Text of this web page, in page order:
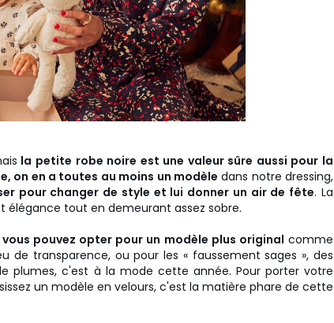
la petite robe noire est une valeur sûre aussi pour la
on en a toutes au moins un modèle dans notre dressing,
pour changer de style et lui donner un air de fête. La
élégance tout en demeurant assez sobre.
pouvez opter pour un modèle plus original comme
de transparence, ou pour les « faussement sages », des
plumes, c'est à la mode cette année. Pour porter votre
un modèle en velours, c'est la matière phare de cette